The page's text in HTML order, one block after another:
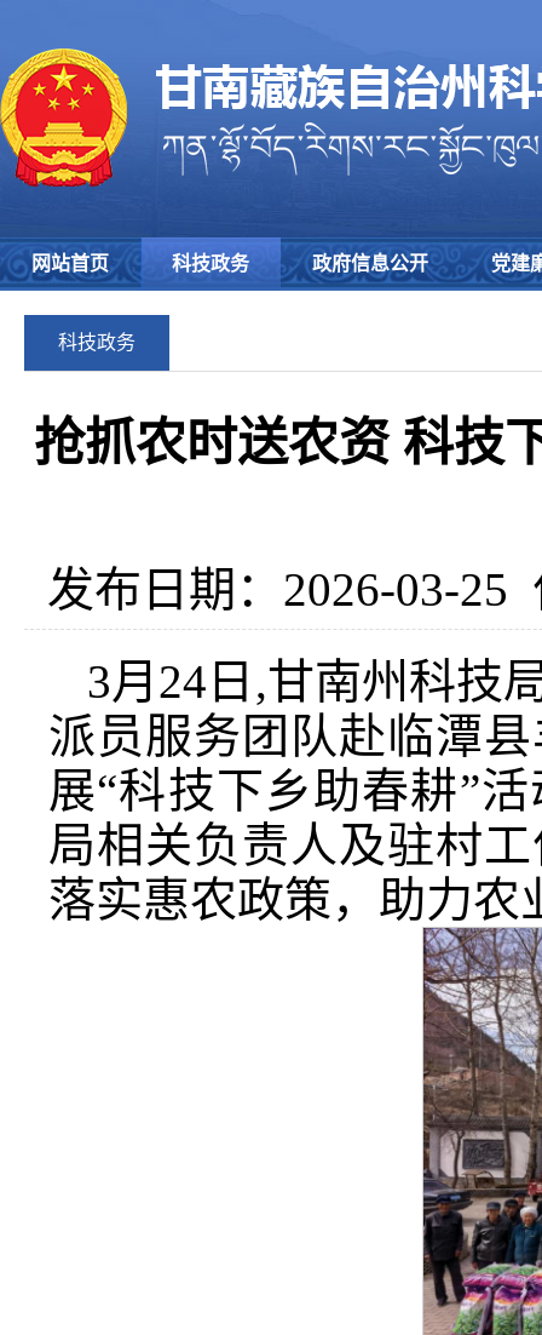
网站首页 科技政务 政府信息公开 党建
科技政务
抢抓农时送农资 科
发布日期：2026-03-25
3月24日,甘南州科技
派员服务团队赴临潭
展“科技下乡助春耕”
局相关负责人及驻村
落实惠农政策，助力农